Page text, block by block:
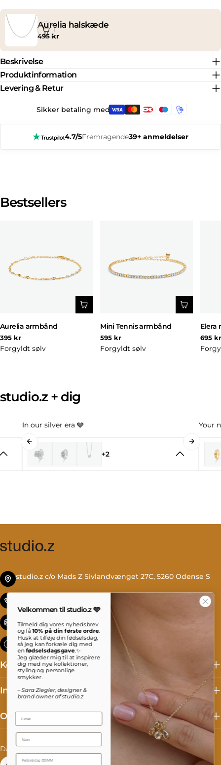
Aurelia halskæde
Normal
495 kr
Beskrivelse
Produktinformation
Levering & Retur
Sikker betaling med:
4.7/5Fremragende39+ anmeldelser
Bestsellers
Aurelia armbånd
Normal
pris
395 kr
Forgyldt sølv
Mini Tennis armbånd
Normal
pris
595 kr
Forgyldt sølv
Elera
pris
695
studio.z + dig
In our silver era 🩶
+2
Your
studio.z c/o Mads Z Sivlandvænget 27C, 5260 Odense S
info@studioz.dk
Mandag til torsdag: 8 - 16 Fredag: 8 - 15:30
Kollektioner
Information
Om studio.z
S
Dansk
L
Danmark (DKK kr.)
Velkommen til studio.z 🩵
Tilmeld dig vores nyhedsbrev
og få10% på din første ordre.
Husk at tilføje din fødselsdag,
så jeg kan forkæle dig med
enfødselsdagsgave.✨
Jeg glæder mig til at inspirere
dig med nye kollektioner,
styling og personlige
smykker.
– Sara Ziegler, designer &
brand owner af studio.z
Email
Name